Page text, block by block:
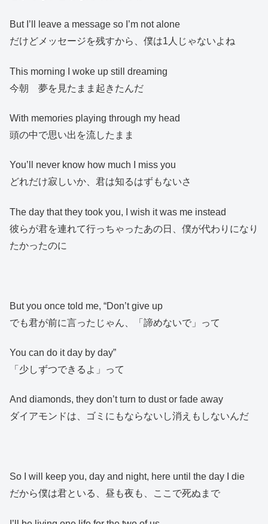
But I’ll leave a message so I’m not alone
だけどメッセージを残すから、僕は1人じゃないよね
This morning I woke up still dreaming
今朝 夢を見たまま起きたんだ
With memories playing through my head
頭の中で思い出を流したまま
You’ll never know how much I miss you
どれだけ寂しいか、君は知るはずもないさ
The day that they took you, I wish it was me instead
彼らが君を連れて行っちゃったあの日、僕が代わりになり
たかったのに
But you once told me, “Don’t give up
でも君が前に言ったじゃん、「諦めないで」って
You can do it day by day”
「少しずつできるよ」って
And diamonds, they don’t turn to dust or fade away
ダイアモンドは、ゴミにもならないし消えもしないんだ
So I will keep you, day and night, here until the day I die
だから僕は君といる、昼も夜も、ここで死ぬまで